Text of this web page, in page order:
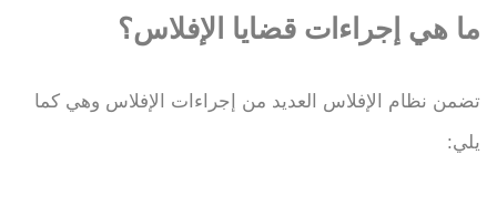
ما هي إجراءات قضايا الإفلاس؟
تضمن نظام الإفلاس العديد من إجراءات الإفلاس وهي كما
يلي: